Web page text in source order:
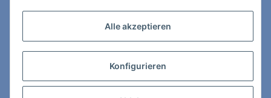
Alle akzeptieren
Konfigurieren